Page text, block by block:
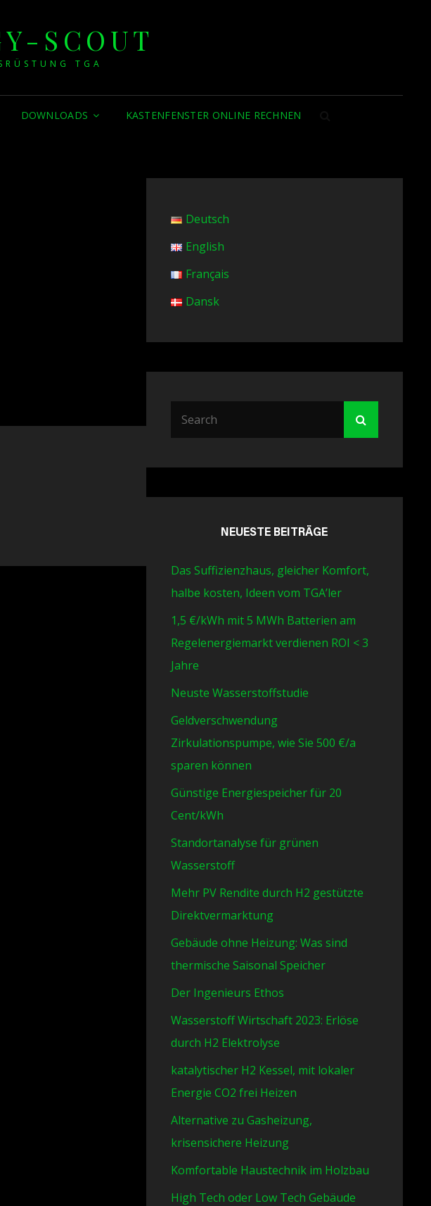
SCOUT
TGA
DOWNLOADS KASTENFENSTER ONLINE RECHNEN
Deutsch
English
Français
Dansk
NEUESTE BEITRÄGE
Das Suffizienzhaus, gleicher Komfort,
halbe kosten, Ideen vom TGA’ler
1,5 €/kWh mit 5 MWh Batterien am
Regelenergiemarkt verdienen ROI < 3
Jahre
Neuste Wasserstoffstudie
Geldverschwendung
Zirkulationspumpe, wie Sie 500 €/a
sparen können
Günstige Energiespeicher für 20
Cent/kWh
Standortanalyse für grünen
Wasserstoff
Mehr PV Rendite durch H2 gestützte
Direktvermarktung
Gebäude ohne Heizung: Was sind
thermische Saisonal Speicher
Der Ingenieurs Ethos
Wasserstoff Wirtschaft 2023: Erlöse
durch H2 Elektrolyse
katalytischer H2 Kessel, mit lokaler
Energie CO2 frei Heizen
Alternative zu Gasheizung,
krisensichere Heizung
Komfortable Haustechnik im Holzbau
High Tech oder Low Tech Gebäude